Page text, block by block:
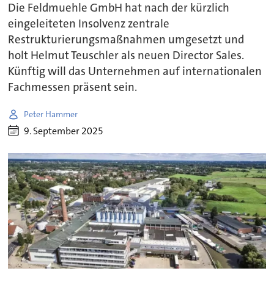
Die Feldmuehle GmbH hat nach der kürzlich
eingeleiteten Insolvenz zentrale
Restrukturierungsmaßnahmen umgesetzt und
holt Helmut Teuschler als neuen Director Sales.
Künftig will das Unternehmen auf internationalen
Fachmessen präsent sein.
Peter Hammer
9. September 2025